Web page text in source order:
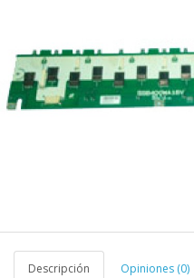
Descripción Opiniones (0)